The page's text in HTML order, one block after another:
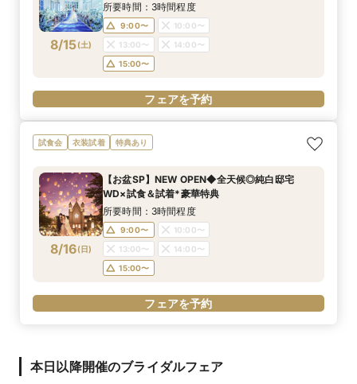
8/15(土)
所要時間：3時間程度
9:00〜
10:00〜
13:00〜
14:00〜
15:00〜
フェアを予約
試食会 衣装試着 特典あり
8/16(日)
【お盆SP】NEW OPEN◆全天候◎純白邸宅
WD×試食＆試着*豪華特典
所要時間：3時間程度
9:00〜
10:00〜
13:00〜
14:00〜
15:00〜
フェアを予約
本日以降開催のブライダルフェア